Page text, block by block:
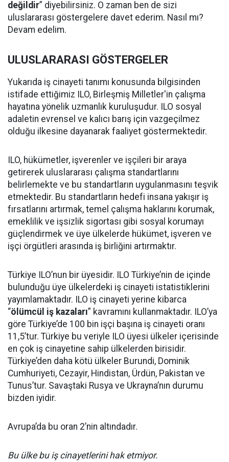
değildir” diyebilirsiniz. O zaman ben de sizi
uluslararası göstergelere davet ederim. Nasıl mı?
Devam edelim.
ULUSLARARASI GÖSTERGELER
Yukarıda iş cinayeti tanımı konusunda bilgisinden
istifade ettiğimiz ILO, Birleşmiş Milletler'in çalışma
hayatına yönelik uzmanlık kuruluşudur. ILO sosyal
adaletin evrensel ve kalıcı barış için vazgeçilmez
olduğu ilkesine dayanarak faaliyet göstermektedir.
ILO, hükümetler, işverenler ve işçileri bir araya
getirerek uluslararası çalışma standartlarını
belirlemekte ve bu standartların uygulanmasını teşvik
etmektedir. Bu standartların hedefi insana yakışır iş
fırsatlarını artırmak, temel çalışma haklarını korumak,
emeklilik ve işsizlik sigortası gibi sosyal korumayı
güçlendirmek ve üye ülkelerde hükümet, işveren ve
işçi örgütleri arasında iş birliğini artırmaktır.
Türkiye ILO’nun bir üyesidir. ILO Türkiye’nin de içinde
bulunduğu üye ülkelerdeki iş cinayeti istatistiklerini
yayımlamaktadır. ILO iş cinayeti yerine kibarca
“ölümcül iş kazaları” kavramını kullanmaktadır. ILO’ya
göre Türkiye’de 100 bin işçi başına iş cinayeti oranı
11,5’tur. Türkiye bu veriyle ILO üyesi ülkeler içerisinde
en çok iş cinayetine sahip ülkelerden birisidir.
Türkiye’den daha kötü ülkeler Burundi, Dominik
Cumhuriyeti, Cezayir, Hindistan, Ürdün, Pakistan ve
Tunus’tur. Savaştaki Rusya ve Ukrayna’nın durumu
bizden iyidir.
Avrupa’da bu oran 2’nin altındadır.
Bu ülke bu iş cinayetlerini hak etmiyor.